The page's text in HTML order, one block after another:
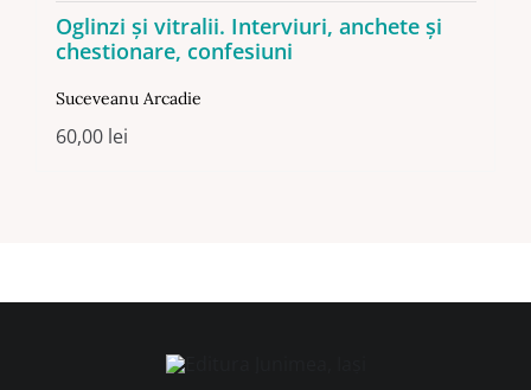
Oglinzi şi vitralii. Interviuri, anchete și
chestionare, confesiuni
Suceveanu Arcadie
60,00 lei